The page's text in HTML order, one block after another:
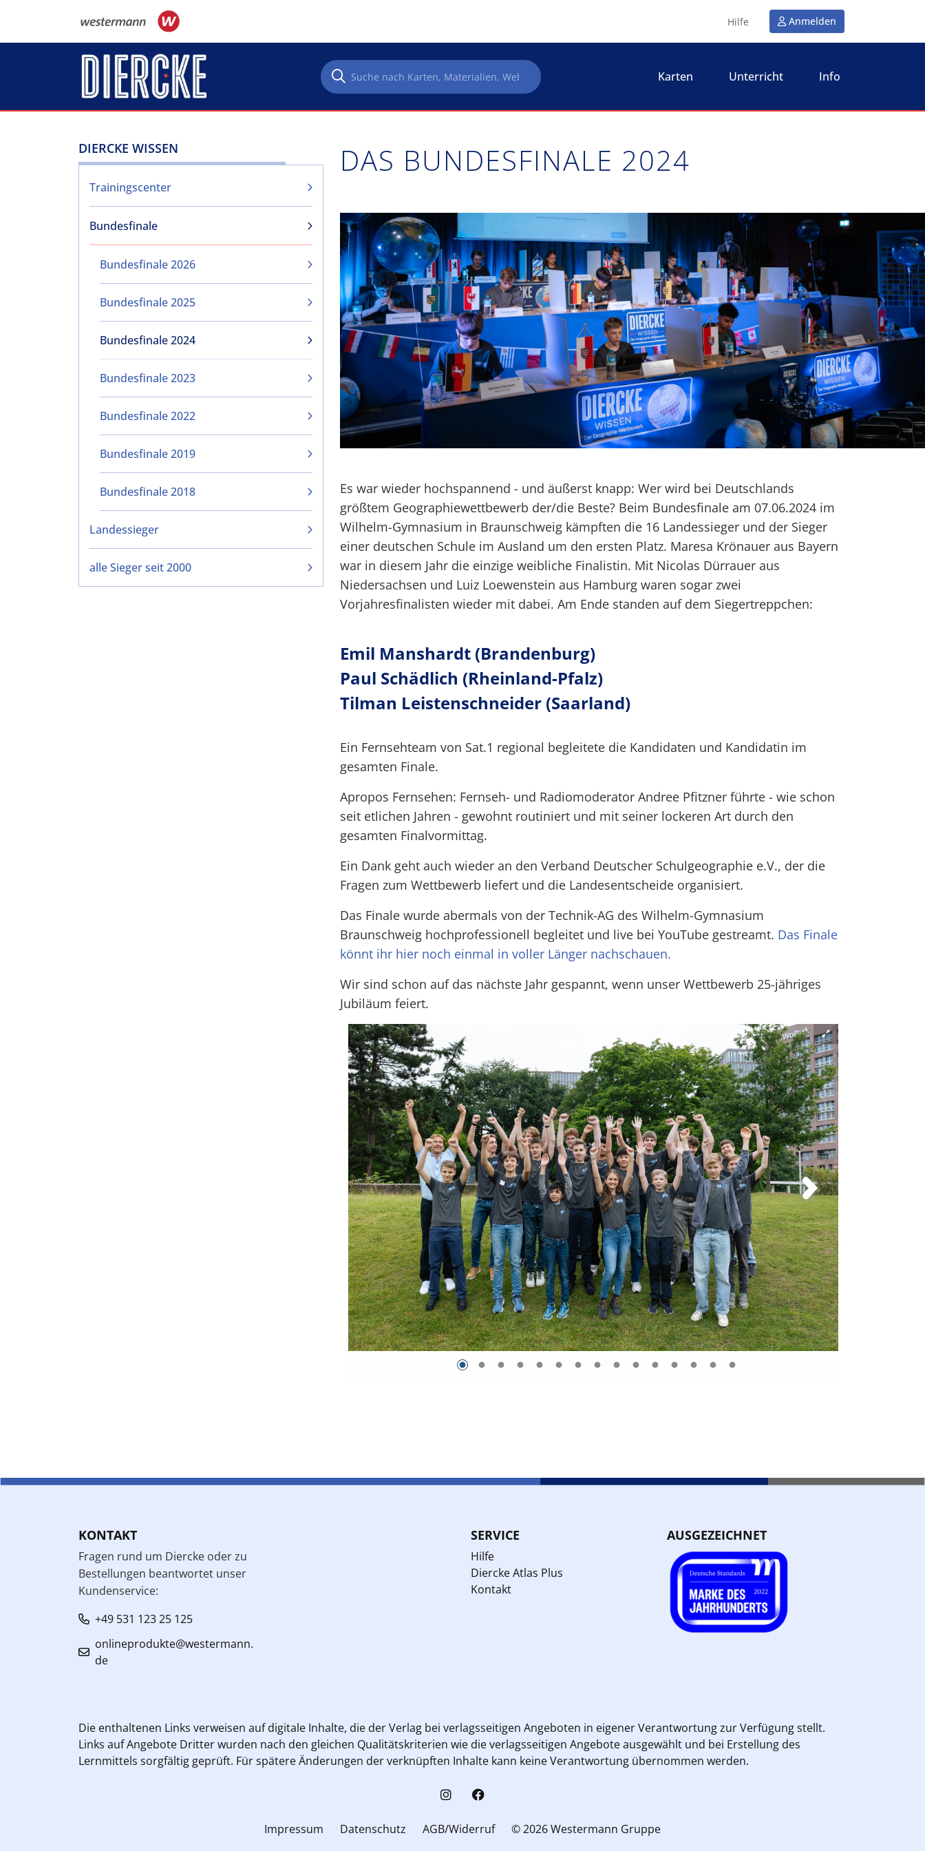
Hilfe Anmelden
Karten Unterricht Info
DIERCKE WISSEN
Trainingscenter
Bundesfinale
Bundesfinale 2026
Bundesfinale 2025
Bundesfinale 2024
Bundesfinale 2023
Bundesfinale 2022
Bundesfinale 2019
Bundesfinale 2018
Landessieger
alle Sieger seit 2000
DAS BUNDESFINALE 2024
Es war wieder hochspannend - und äußerst knapp: Wer wird bei Deutschlands
größtem Geographiewettbewerb der/die Beste? Beim Bundesfinale am 07.06.2024 im
Wilhelm-Gymnasium in Braunschweig kämpften die 16 Landessieger und der Sieger
einer deutschen Schule im Ausland um den ersten Platz. Maresa Krönauer aus Bayern
war in diesem Jahr die einzige weibliche Finalistin. Mit Nicolas Dürrauer aus
Niedersachsen und Luiz Loewenstein aus Hamburg waren sogar zwei
Vorjahresfinalisten wieder mit dabei. Am Ende standen auf dem Siegertreppchen:
Emil Manshardt (Brandenburg)
Paul Schädlich (Rheinland-Pfalz)
Tilman Leistenschneider (Saarland)
Ein Fernsehteam von Sat.1 regional begleitete die Kandidaten und Kandidatin im
gesamten Finale.
Apropos Fernsehen: Fernseh- und Radiomoderator Andree Pfitzner führte - wie schon
seit etlichen Jahren - gewohnt routiniert und mit seiner lockeren Art durch den
gesamten Finalvormittag.
Ein Dank geht auch wieder an den Verband Deutscher Schulgeographie e.V., der die
Fragen zum Wettbewerb liefert und die Landesentscheide organisiert.
Das Finale wurde abermals von der Technik-AG des Wilhelm-Gymnasium
Braunschweig hochprofessionell begleitet und live bei YouTube gestreamt. Das Finale
könnt ihr hier noch einmal in voller Länger nachschauen.
Wir sind schon auf das nächste Jahr gespannt, wenn unser Wettbewerb 25-jähriges
Jubiläum feiert.
KONTAKT
Fragen rund um Diercke oder zu
Bestellungen beantwortet unser
Kundenservice:
+49 531 123 25 125
onlineprodukte@westermann.
de
SERVICE
Hilfe
Diercke Atlas Plus
Kontakt
AUSGEZEICHNET
Die enthaltenen Links verweisen auf digitale Inhalte, die der Verlag bei verlagsseitigen Angeboten in eigener Verantwortung zur Verfügung stellt.
Links auf Angebote Dritter wurden nach den gleichen Qualitätskriterien wie die verlagsseitigen Angebote ausgewählt und bei Erstellung des
Lernmittels sorgfältig geprüft. Für spätere Änderungen der verknüpften Inhalte kann keine Verantwortung übernommen werden.
Impressum Datenschutz AGB/Widerruf © 2026 Westermann Gruppe